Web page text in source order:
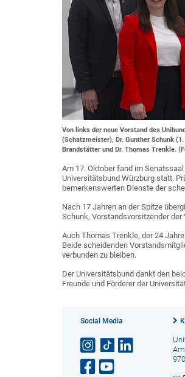
Von links der neue Vorstand des
(Schatzmeister), Dr. Gunther Schunk
Brandstätter und Dr. Thomas Trenkle.
Am 17. Oktober fand im
Universitätsbund Würzburg statt.
bemerkenswerten Dienste der
Nach 17 Jahren an der Spitze
Schunk, Vorstandsvorsitzender
Auch Thomas Trenkle, der 24
Beide scheidenden
verbunden zu bleiben.
Der Universitätsbund dankt den
Freunde und Förderer der
Social Media